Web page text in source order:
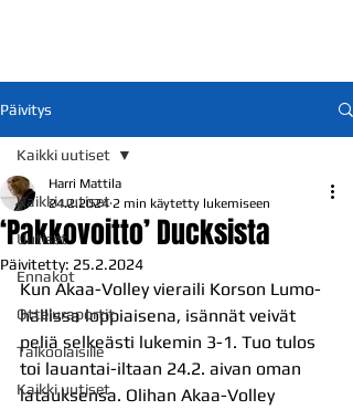
Päivitys
Kaikki uutiset
Uutiset
Ennakot
Otteluraportit
Talkoolaisille
Kaikki uutiset
Kaikki uutiset
‘Pakkovoitto’ Ducksista
Harri Mattila
24.2.2024 2 min käytetty lukemiseen
Päivitetty: 25.2.2024
Kun Akaa-Volley vieraili Korson Lumo-
hallissa loppiaisena, isännät veivät
peliä selkeästi lukemin 3-1. Tuo tulos
toi lauantai-iltaan 24.2. aivan oman
latauksensa. Olihan Akaa-Volley